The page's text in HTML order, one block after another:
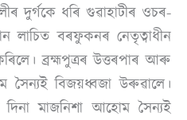
দুৰ্গকে ধৰি গুৱাহাটীৰ ওচৰ-
লাচিত বৰফুকনৰ নেতৃত্বাধীন
ব্ৰহ্মপুত্ৰৰ উত্তৰপাৰ আৰু
সৈন্যই বিজয়ধ্বজা উৰুৱালে।
দিনা মাজনিশা আহোম সৈন্যই